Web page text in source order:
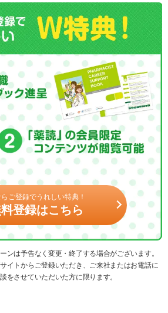
ご登録でうれしい特典！
登録はこちら
ンは予告なく変更・終了する場合がございます。
イトからご登録いただき、ご来社またはお電話に
をさせていただいた方に限ります。